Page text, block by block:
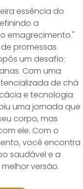
essência do
a
emagrecimento."
promessas
um desafio:
Com uma
de chá
e tecnologia
uma jornada que
corpo, mas
ele. Com o
você encontra
saudável e a
versão.